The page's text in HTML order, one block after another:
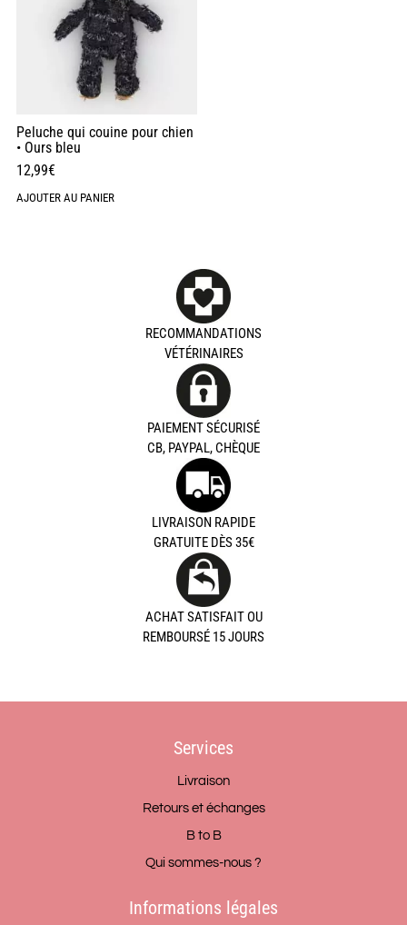
Peluche qui couine pour chien
• Ours bleu
12,99€
AJOUTER AU PANIER
RECOMMANDATIONS
VÉTÉRINAIRES
PAIEMENT SÉCURISÉ
CB, PAYPAL, CHÈQUE
LIVRAISON RAPIDE
GRATUITE DÈS 35€
ACHAT SATISFAIT OU
REMBOURSÉ 15 JOURS
Services
Livraison
Retours et échanges
B to B
Qui sommes-nous ?
Informations légales